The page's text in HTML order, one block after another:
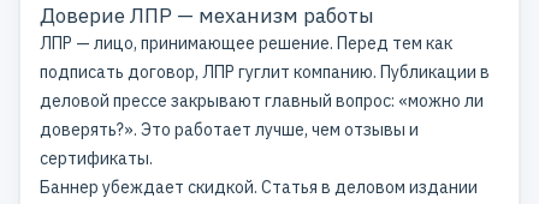
Доверие ЛПР — механизм работы
ЛПР — лицо, принимающее решение. Перед тем как
подписать договор, ЛПР гуглит компанию. Публикации в
деловой прессе закрывают главный вопрос: «можно ли
доверять?». Это работает лучше, чем отзывы и
сертификаты.
Баннер убеждает скидкой. Статья в деловом издании